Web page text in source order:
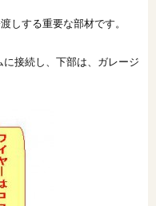
会
しする重要な部材です。
接続し、下部は、ガレージ